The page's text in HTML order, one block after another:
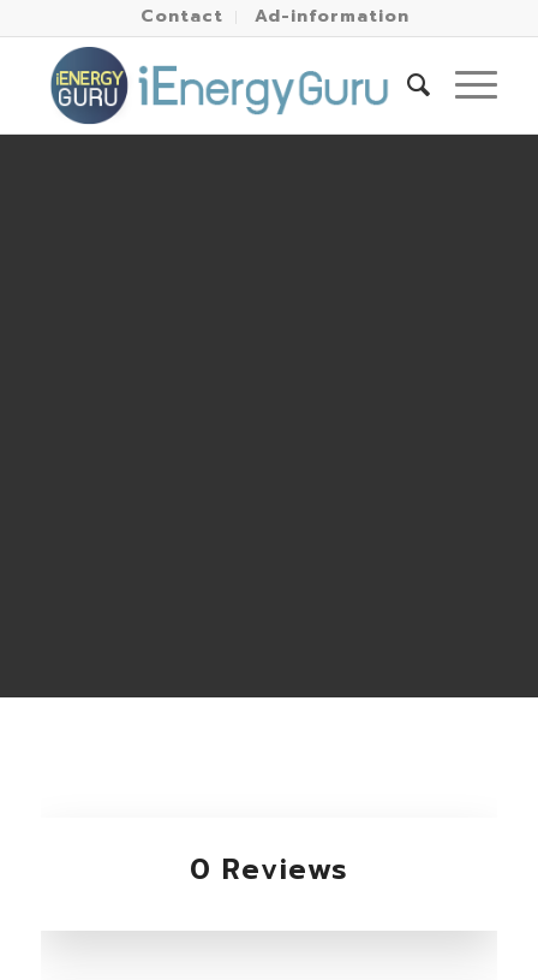
Contact Ad-information
0 Reviews